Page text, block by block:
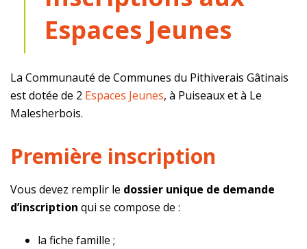
Espaces Jeunes
La Communauté de Communes du Pithiverais Gâtinais
est dotée de 2 Espaces Jeunes, à Puiseaux et à Le
Malesherbois.
Première inscription
Vous devez remplir le dossier unique de demande
d’inscription qui se compose de :
la fiche famille ;